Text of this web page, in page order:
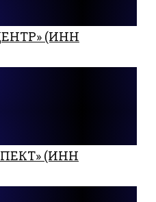
(ИНН
(ИНН